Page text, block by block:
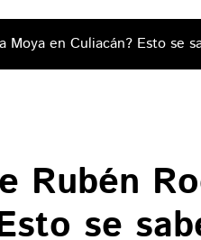
Moya en Culiacán? Esto se
Rubén
se